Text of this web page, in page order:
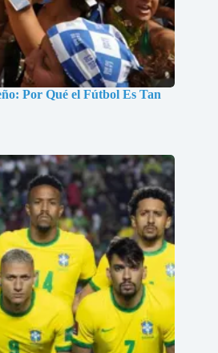
Por Qué el Fútbol Es Tan